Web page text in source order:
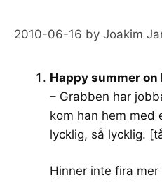
2010-06-16 by Joakim
Happy summer on
– Grabben har
kom han hem med
lycklig, så lycklig.
Hinner inte fira